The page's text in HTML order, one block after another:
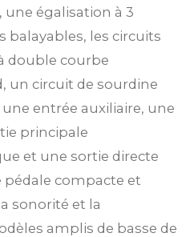
une égalisation à 3
balayables, les circuits
double courbe
un circuit de sourdine
entrée auxiliaire, une
principale
et une sortie directe
pédale compacte et
sonorité et la
amplis de basse de